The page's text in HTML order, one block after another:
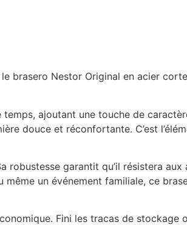
brasero Nestor Original en acier
ajoutant une touche de
douce et réconfortante. C’est
robustesse garantit qu’il résistera
un événement familiale, ce
Fini les tracas de stockage